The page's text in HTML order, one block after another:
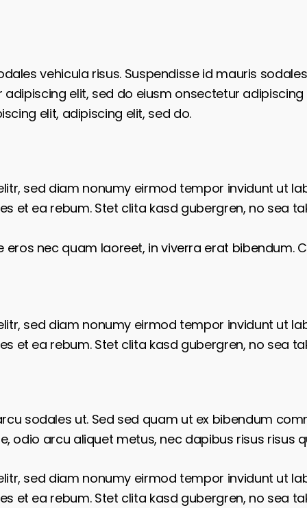
vehicula risus. Suspendisse id mauris
elit, sed do eiusm onsectetur
elit, adipiscing elit, sed do.
sed diam nonumy eirmod tempor invidunt ut
et ea rebum. Stet clita kasd gubergren, no sea
nec quam laoreet, in viverra erat bibendum.
sed diam nonumy eirmod tempor invidunt ut
et ea rebum. Stet clita kasd gubergren, no sea
sodales ut. Sed sed quam ut ex bibendum
odio arcu aliquet metus, nec dapibus risus risus
sed diam nonumy eirmod tempor invidunt ut
et ea rebum. Stet clita kasd gubergren, no sea